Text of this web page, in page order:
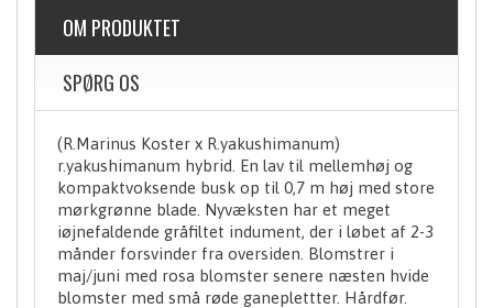
OM PRODUKTET
SPØRG OS
(R.Marinus Koster x R.yakushimanum)
r.yakushimanum hybrid. En lav til mellemhøj og
kompaktvoksende busk op til 0,7 m høj med store
mørkgrønne blade. Nyvæksten har et meget
iøjnefaldende gråfiltet indument, der i løbet af 2-3
månder forsvinder fra oversiden. Blomstrer i
maj/juni med rosa blomster senere næsten hvide
blomster med små røde ganeplettter. Hårdfør.